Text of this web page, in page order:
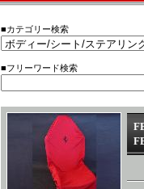
■カテゴリー検索
■フリーワード検索